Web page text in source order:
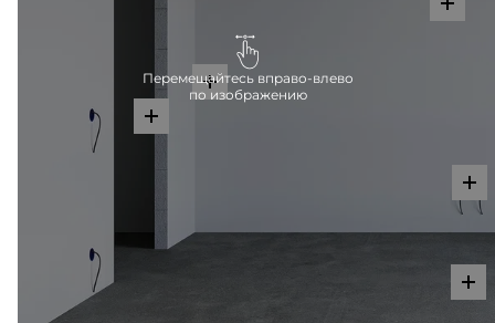
Перемещайтесь вправо-влево
по изображению